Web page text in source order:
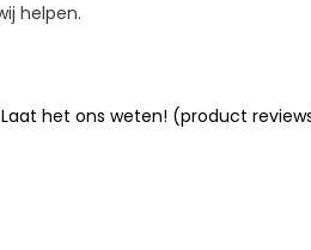
helpen.
Laat het ons weten! (product